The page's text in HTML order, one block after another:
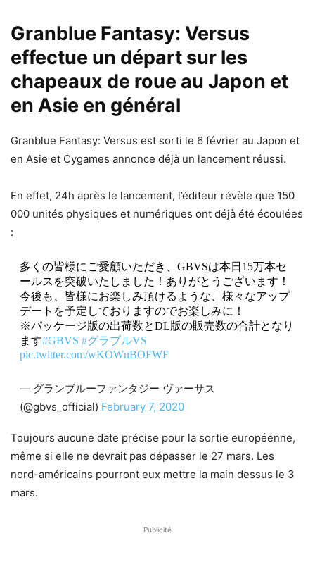
Granblue Fantasy: Versus
effectue un départ sur les
chapeaux de roue au Japon et
en Asie en général
Granblue Fantasy: Versus est sorti le 6 février au Japon et
en Asie et Cygames annonce déjà un lancement réussi.
En effet, 24h après le lancement, l’éditeur révèle que 150
000 unités physiques et numériques ont déjà été écoulées
:
多くの皆様にご愛顧いただき、GBVSは本日15万本セ
ールスを突破いたしました！ありがとうございます！
今後も、皆様にお楽しみ頂けるような、様々なアップ
デートを予定しておりますのでお楽しみに！
※パッケージ版の出荷数とDL版の販売数の合計となり
ます#GBVS #グラブルVS
pic.twitter.com/wKOWnBOFWF
— グランブルーファンタジー ヴァーサス
(@gbvs_official) February 7, 2020
Toujours aucune date précise pour la sortie européenne,
même si elle ne devrait pas dépasser le 27 mars. Les
nord-américains pourront eux mettre la main dessus le 3
mars.
Publicité